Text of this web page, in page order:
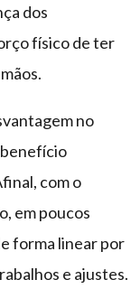
dos
físico de ter
no
benefício
com o
em poucos
forma linear por
e ajustes.